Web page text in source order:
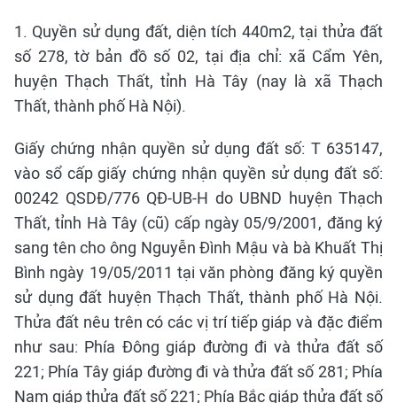
1. Quyền sử dụng đất, diện tích 440m2, tại thửa đất
số 278, tờ bản đồ số 02, tại địa chỉ: xã Cẩm Yên,
huyện Thạch Thất, tỉnh Hà Tây (nay là xã Thạch
Thất, thành phố Hà Nội).
Giấy chứng nhận quyền sử dụng đất số: T 635147,
vào sổ cấp giấy chứng nhận quyền sử dụng đất số:
00242 QSDĐ/776 QĐ-UB-H do UBND huyện Thạch
Thất, tỉnh Hà Tây (cũ) cấp ngày 05/9/2001, đăng ký
sang tên cho ông Nguyễn Đình Mậu và bà Khuất Thị
Bình ngày 19/05/2011 tại văn phòng đăng ký quyền
sử dụng đất huyện Thạch Thất, thành phố Hà Nội.
Thửa đất nêu trên có các vị trí tiếp giáp và đặc điểm
như sau: Phía Đông giáp đường đi và thửa đất số
221; Phía Tây giáp đường đi và thửa đất số 281; Phía
Nam giáp thửa đất số 221; Phía Bắc giáp thửa đất số